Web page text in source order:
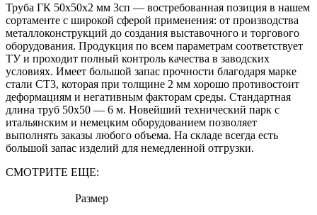
Труба ГК 50х50x2 мм 3сп — востребованная позиция в нашем
сортаменте с широкой сферой применения: от производства
металлоконструкций до создания выставочного и торгового
оборудования. Продукция по всем параметрам соответствует
ТУ и проходит полный контроль качества в заводских
условиях. Имеет большой запас прочности благодаря марке
стали СТ3, которая при толщине 2 мм хорошо противостоит
деформациям и негативным факторам среды. Стандартная
длина труб 50х50 — 6 м. Новейший технический парк с
итальянским и немецким оборудованием позволяет
выполнять заказы любого объема. На складе всегда есть
большой запас изделий для немедленной отгрузки.
СМОТРИТЕ ЕЩЕ:
Размер